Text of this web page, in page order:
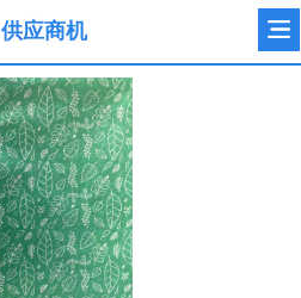
供应商机